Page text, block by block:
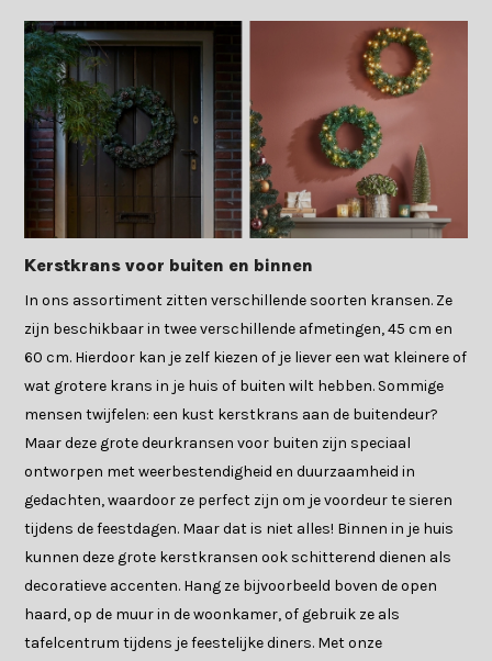
Kerstkrans voor buiten en binnen
In ons assortiment zitten verschillende soorten kransen. Ze
zijn beschikbaar in twee verschillende afmetingen, 45 cm en
60 cm. Hierdoor kan je zelf kiezen of je liever een wat kleinere of
wat grotere krans in je huis of buiten wilt hebben. Sommige
mensen twijfelen: een kust kerstkrans aan de buitendeur?
Maar deze grote deurkransen voor buiten zijn speciaal
ontworpen met weerbestendigheid en duurzaamheid in
gedachten, waardoor ze perfect zijn om je voordeur te sieren
tijdens de feestdagen. Maar dat is niet alles! Binnen in je huis
kunnen deze grote kerstkransen ook schitterend dienen als
decoratieve accenten. Hang ze bijvoorbeeld boven de open
haard, op de muur in de woonkamer, of gebruik ze als
tafelcentrum tijdens je feestelijke diners. Met onze